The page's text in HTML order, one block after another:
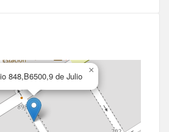
848,B6500,9 de Julio
×